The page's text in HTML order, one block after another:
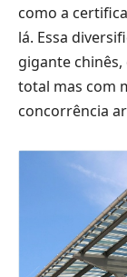
como a
lá. Essa
gigante
total mas com
concorrência